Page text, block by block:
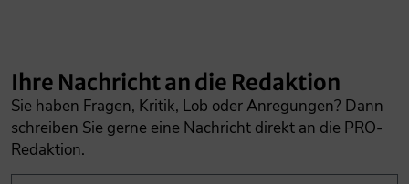
Ihre Nachricht an die Redaktion
Sie haben Fragen, Kritik, Lob oder Anregungen? Dann
schreiben Sie gerne eine Nachricht direkt an die PRO-
Redaktion.